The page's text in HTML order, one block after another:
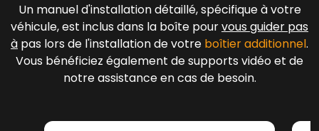
Un manuel d'installation détaillé, spécifique à votre
véhicule, est inclus dans la boîte pourvous guider pas
à pas lors de l'installation de votre boîtier additionnel.
Vous bénéficiez également de supports vidéo et de
notre assistance en cas de besoin.